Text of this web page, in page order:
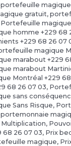
portefeuille magique
gratuit,
Portefeuille
homme +229 68
+229 68 26 07
magique
marabout +229
marabout
Montréal +229
68 26 07 03,
sans
Sans Risque,
portemonnaie
,
68 26 07 03, Prix
magique,